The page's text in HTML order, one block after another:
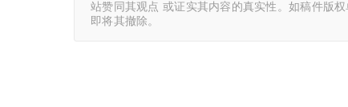
站赞同其观点 或证实其内容的真实性。如稿件版
即将其撤除。